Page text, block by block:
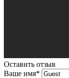
Оставить отзыв
Ваше имя*